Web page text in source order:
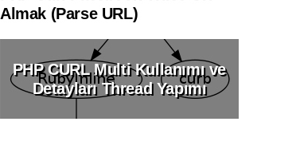
Almak (Parse URL)
PHP CURL Multi Kullanımı ve
Detayları Thread Yapımı